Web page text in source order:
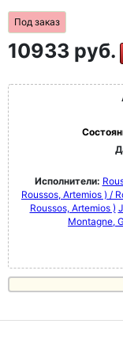
Под заказ
10933 руб.
Исполнители:
Roussos, Artemios ) /
Roussos, Artemios )
Montagne,